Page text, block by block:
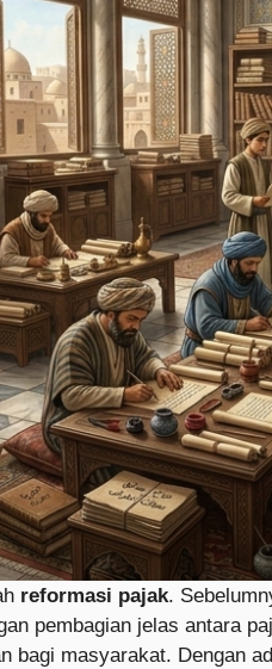
reformasi pajak.
pembagian jelas antara
bagi masyarakat. Dengan